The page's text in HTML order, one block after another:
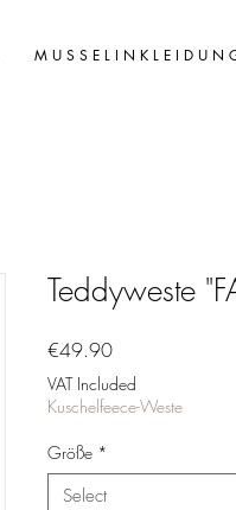
M U S S E L I N K L E I D U N
Teddyweste
€49.90Price
VAT Included
Kuschelfeece-Weste
Größe *
Select